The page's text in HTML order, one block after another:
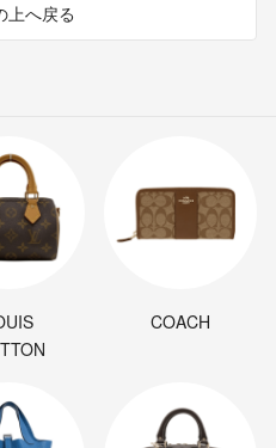
上へ戻る
COACH